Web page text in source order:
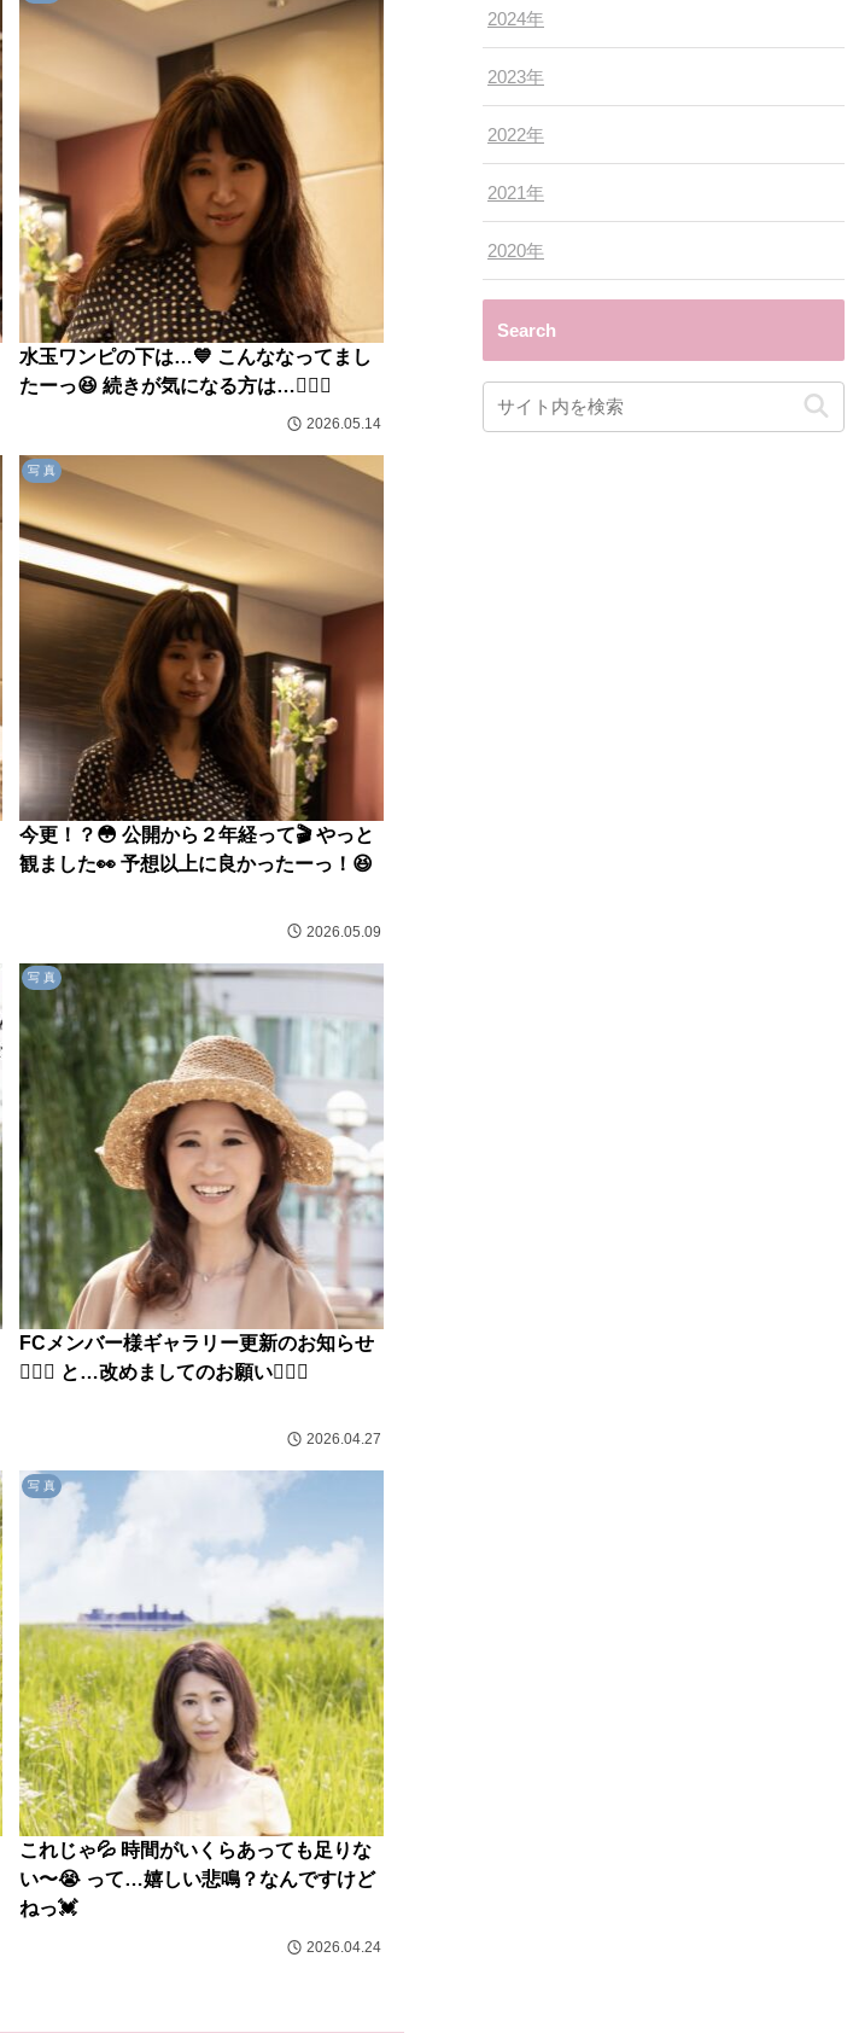
水玉ワンピの下は…💙 こんななってまし
たーっ😆 続きが気になる方は…💁🏻‍♀️
2026.05.14
写 真
今更！？😳 公開から２年経って🎬 やっと
観ました👀 予想以上に良かったーっ！😆
2026.05.09
写 真
FCメンバー様ギャラリー更新のお知らせ
💁🏻‍♀️ と…改めましてのお願い🙇🏻‍♀️
2026.04.27
写 真
これじゃ💦 時間がいくらあっても足りな
い〜😭 って…嬉しい悲鳴？なんですけど
ねっ💓
2026.04.24
2024年
2023年
2022年
2021年
2020年
Search